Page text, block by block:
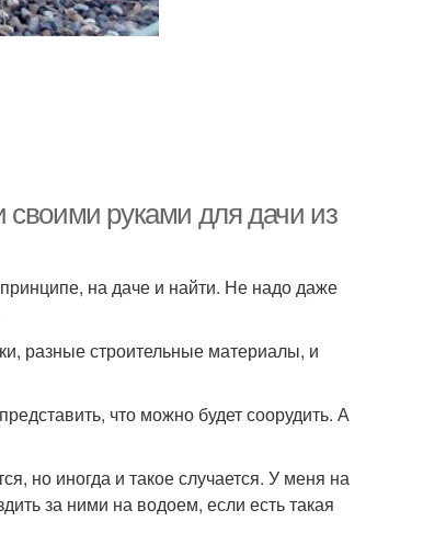
руками для дачи из
на даче и найти. Не надо даже
разные строительные материалы, и
что можно будет соорудить. А
но иногда и такое случается. У меня на
за ними на водоем, если есть такая